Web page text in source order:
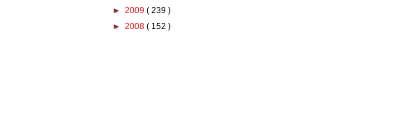
► 2009 ( 239 )
► 2008 ( 152 )